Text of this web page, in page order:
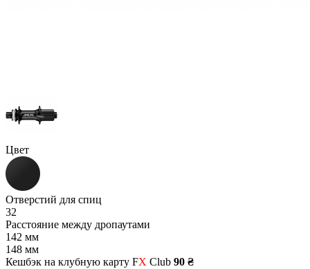
Цвет
Отверстий для спиц
32
Расстояние между дропаутами
142 мм
148 мм
Кешбэк на клубную карту FX Club 90 ₴